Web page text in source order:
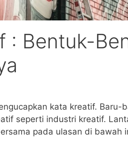
: Bentuk-
kata kreatif. Baru-
seperti industri kreatif.
pada ulasan di bawah